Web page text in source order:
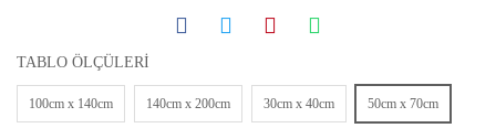
TABLO ÖLÇÜLERİ
100cm x 140cm 140cm x 200cm 30cm x 40cm 50cm x 70cm